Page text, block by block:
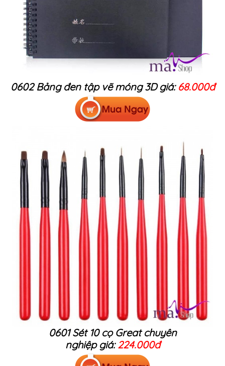
0602 Bảng đen tập vẽ móng 3D giá: 68.000đ
0601 Sét 10 cọ Great chuyên
nghiệp giá:224.000đ